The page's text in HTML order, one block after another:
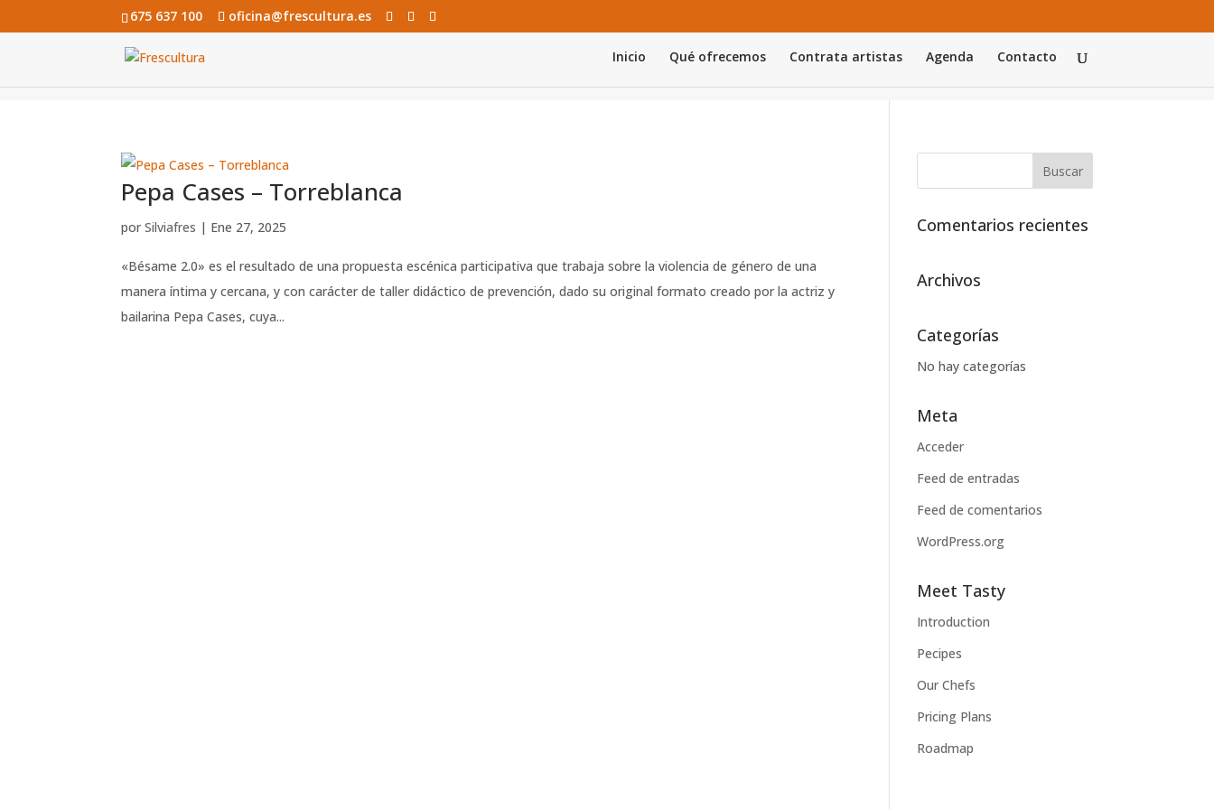
675 637 100 oficina@frescultura.es
Inicio Qué ofrecemos Contrata artistas Agenda Contacto
Pepa Cases – Torreblanca
porSilviafres | Ene 27, 2025
«Bésame 2.0» es el resultado de una propuesta escénica participativa que trabaja sobre la violencia de género de una
manera íntima y cercana, y con carácter de taller didáctico de prevención, dado su original formato creado por la actriz y
bailarina Pepa Cases, cuya...
Comentarios recientes
Archivos
Categorías
No hay categorías
Meta
Acceder
Feed de entradas
Feed de comentarios
WordPress.org
Meet Tasty
Introduction
Pecipes
Our Chefs
Pricing Plans
Roadmap